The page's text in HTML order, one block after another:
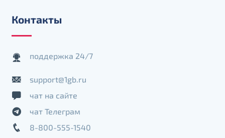
Контакты
поддержка 24/7
support@1gb.ru
чат на сайте
чат Телеграм
8-800-555-1540